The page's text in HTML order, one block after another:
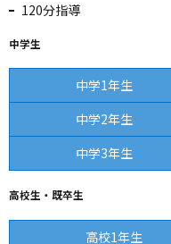
120分指導
中学生
中学1年生
中学2年生
中学3年生
高校生・既卒生
高校1年生